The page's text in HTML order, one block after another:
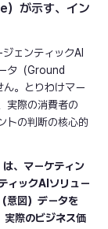
が示す、イン
ェンティックAI
タ（Ground
。とりわけマー
実際の消費者の
トの判断の核心的
、マーケティン
ィックAIソリュー
意図）データを
実際のビジネス価